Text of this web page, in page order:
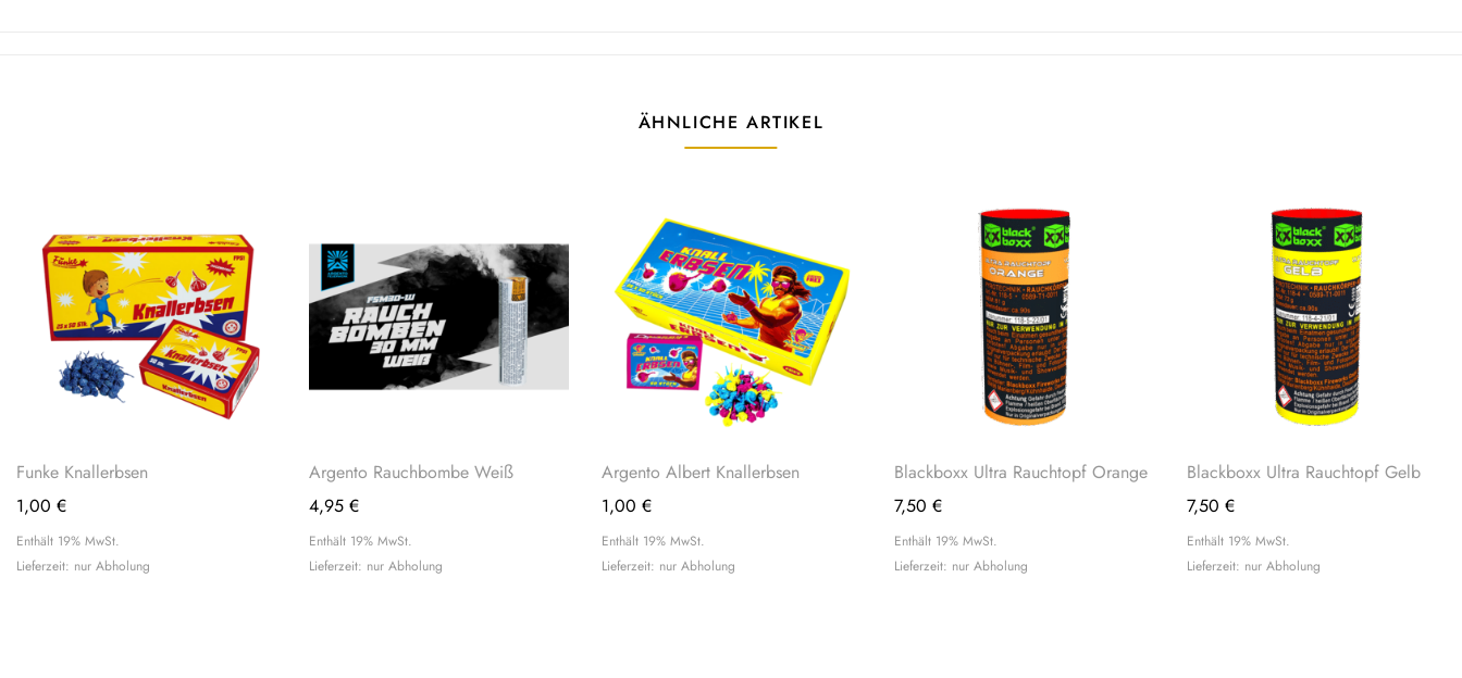
ÄHNLICHE ARTIKEL
Funke Knallerbsen
1,00 €
Enthält 19% MwSt.
Lieferzeit: nur Abholung
Argento Rauchbombe Weiß
4,95 €
Enthält 19% MwSt.
Lieferzeit: nur Abholung
Argento Albert Knallerbsen
1,00 €
Enthält 19% MwSt.
Lieferzeit: nur Abholung
Blackboxx Ultra Rauchtopf Orange
7,50 €
Enthält 19% MwSt.
Lieferzeit: nur Abholung
Blackboxx Ultra Rauchtopf Gelb
7,50 €
Enthält 19% MwSt.
Lieferzeit: nur Abholung